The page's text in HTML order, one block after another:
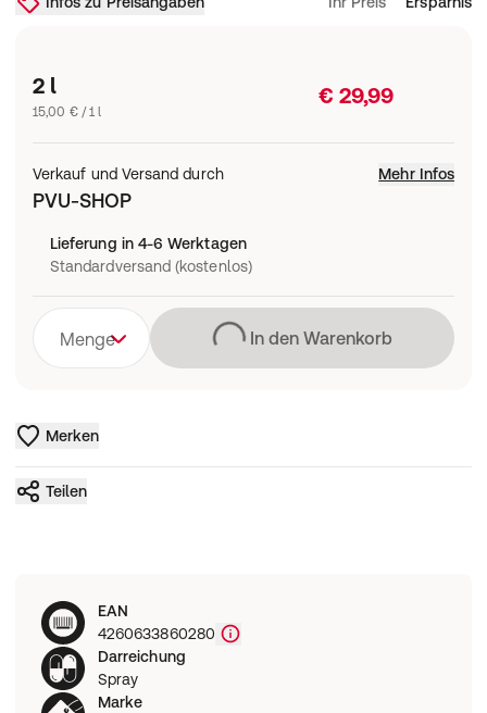
2 l
15,00 € / 1 l
€ 29,99
Verkauf und Versand durch Mehr Infos
PVU-SHOP
Lieferung in 4-6 Werktagen
Standardversand (kostenlos)
Menge LädtIn den Warenkorb
Merken
Teilen
EAN
4260633860280
Darreichung
Spray
Marke